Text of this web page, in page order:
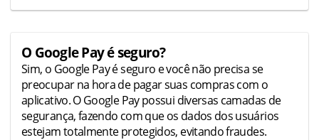
O Google Pay é seguro?
Sim, o Google Pay é seguro e você não precisa se
preocupar na hora de pagar suas compras com o
aplicativo. O Google Pay possui diversas camadas de
segurança, fazendo com que os dados dos usuários
estejam totalmente protegidos, evitando fraudes.